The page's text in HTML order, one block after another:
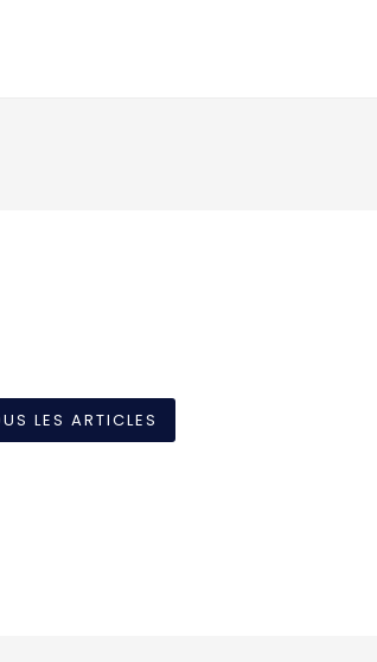
LES ARTICLES